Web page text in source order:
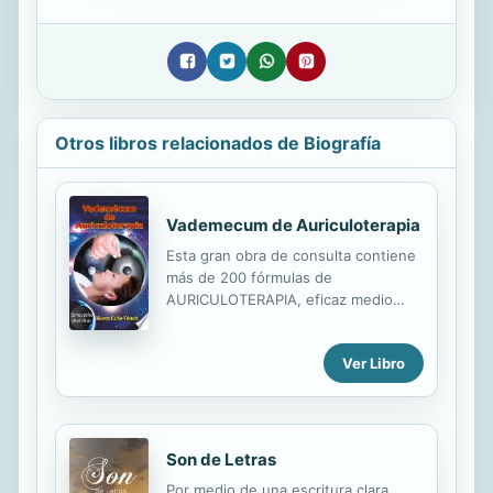
Otros libros relacionados de Biografía
Vademecum de Auriculoterapia
Esta gran obra de consulta contiene
más de 200 fórmulas de
AURICULOTERAPIA, eficaz medio
lucha contra el dolor y la
enfermedad. El pabellón auricular
concentra toda información de
cumple la función de revitalizar los
Ver Libro
Son de Letras